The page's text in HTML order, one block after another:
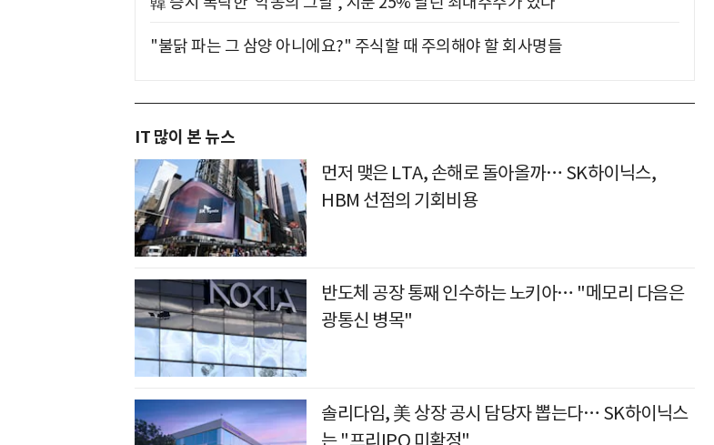
"불닭 파는 그 삼양 아니에요?" 주식할 때 주의해야 할 회사명들
IT 많이 본 뉴스
먼저 맺은 LTA, 손해로 돌아올까… SK하이닉스,
HBM 선점의 기회비용
반도체 공장 통째 인수하는 노키아… "메모리 다음은
광통신 병목"
솔리다임, 美 상장 공시 담당자 뽑는다… SK하이닉스
는 "프리IPO 미확정"